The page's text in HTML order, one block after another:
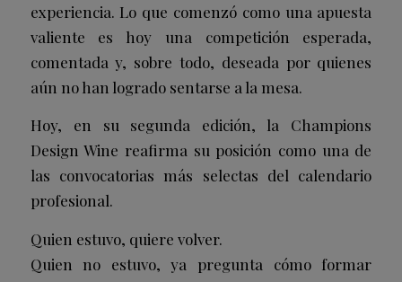
experiencia. Lo que comenzó como una apuesta
valiente es hoy una competición esperada,
comentada y, sobre todo, deseada por quienes
aún no han logrado sentarse a la mesa.
Hoy, en su segunda edición, la Champions
Design Wine reafirma su posición como una de
las convocatorias más selectas del calendario
profesional.
Quien estuvo, quiere volver.
Quien no estuvo, ya pregunta cómo formar